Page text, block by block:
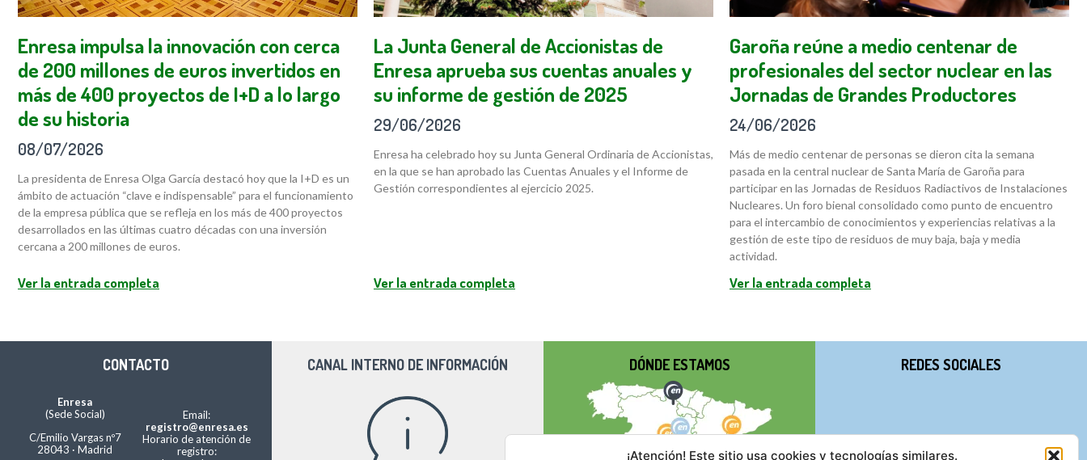
¡Atención! Este sitio usa cookies y tecnologías similares.
Enresa impulsa la innovación con cerca
de 200 millones de euros invertidos en
más de 400 proyectos de I+D a lo largo
de su historia
08/07/2026
La presidenta de Enresa Olga García destacó hoy que la I+D es un
ámbito de actuación “clave e indispensable” para el funcionamiento
de la empresa pública que se refleja en los más de 400 proyectos
desarrollados en las últimas cuatro décadas con una inversión
cercana a 200 millones de euros.
Ver la entrada completa
La Junta General de Accionistas de
Enresa aprueba sus cuentas anuales y
su informe de gestión de 2025
29/06/2026
Enresa ha celebrado hoy su Junta General Ordinaria de Accionistas,
en la que se han aprobado las Cuentas Anuales y el Informe de
Gestión correspondientes al ejercicio 2025.
Ver la entrada completa
Garoña reúne a medio centenar de
profesionales del sector nuclear en las
Jornadas de Grandes Productores
24/06/2026
Más de medio centenar de personas se dieron cita la semana
pasada en la central nuclear de Santa María de Garoña para
participar en las Jornadas de Residuos Radiactivos de Instalaciones
Nucleares. Un foro bienal consolidado como punto de encuentro
para el intercambio de conocimientos y experiencias relativas a la
gestión de este tipo de residuos de muy baja, baja y media
actividad.
Ver la entrada completa
CONTACTO
Enresa
(Sede Social)
C/Emilio Vargas nº7
28043 · Madrid
Email:
registro@enresa.es
Horario de atención de
registro:
CANAL INTERNO DE INFORMACIÓN DÓNDE ESTAMOS REDES SOCIALES